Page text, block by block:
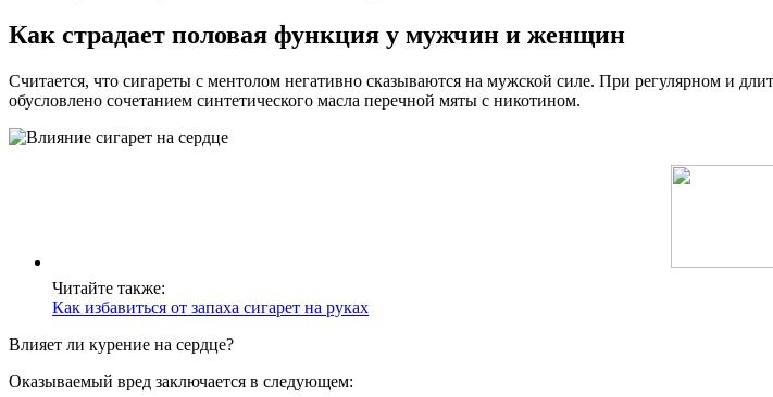
Как страдает половая функция у мужчин и женщин
Считается, что сигареты с ментолом негативно сказываются на мужской силе. При регулярном и
обусловлено сочетанием синтетического масла перечной мяты с никотином.
Читайте также:
Как избавиться от запаха сигарет на руках
Влияет ли курение на сердце?
Оказываемый вред заключается в следующем: